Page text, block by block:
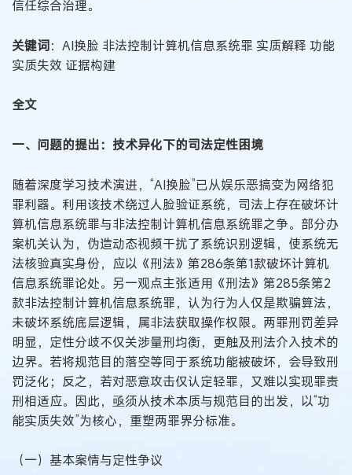
信任综合治理。
关键词：AI换脸 非法控制计算机信息系统罪 实质解释 功能
实质失效 证据构建
全文
一、问题的提出：技术异化下的司法定性困境
随着深度学习技术演进，“AI换脸”已从娱乐恶搞变为网络犯
罪利器。利用该技术绕过人脸验证系统，司法上存在破坏计
算机信息系统罪与非法控制计算机信息系统罪之争。部分办
案机关认为，伪造动态视频干扰了系统识别逻辑，使系统无
法核验真实身份，应以《刑法》第286条第1款破坏计算机
信息系统罪论处。另一观点主张适用《刑法》第285条第2
款非法控制计算机信息系统罪，认为行为人仅是欺骗算法，
未破坏系统底层逻辑，属非法获取操作权限。两罪刑罚差异
明显，定性分歧不仅关涉量刑均衡，更触及刑法介入技术的
边界。若将规范目的落空等同于系统功能被破坏，会导致刑
罚泛化；反之，若对恶意攻击仅认定轻罪，又难以实现罪责
刑相适应。因此，亟须从技术本质与规范目的出发，以“功
能实质失效”为核心，重塑两罪界分标准。
（一）基本案情与定性争议